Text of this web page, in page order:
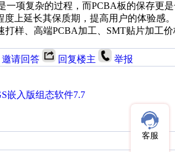
一项复杂的过程，而PCBA板的保存更
上延长其保质期，提高用户的体验感。
打样、高端PCBA加工、SMT贴片加工
邀请回答 回复楼主 举报
嵌入版组态软件7.7
客服